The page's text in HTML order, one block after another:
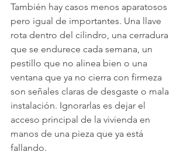
También hay casos menos aparatosos
pero igual de importantes. Una llave
rota dentro del cilindro, una cerradura
que se endurece cada semana, un
pestillo que no alinea bien o una
ventana que ya no cierra con firmeza
son señales claras de desgaste o mala
instalación. Ignorarlas es dejar el
acceso principal de la vivienda en
manos de una pieza que ya está
fallando.